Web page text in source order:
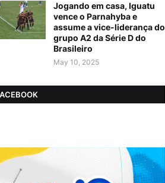
Jogando em casa, Iguatu
vence o Parnahyba e
assume a vice-liderança do
grupo A2 da Série D do
Brasileiro
May 10, 2025